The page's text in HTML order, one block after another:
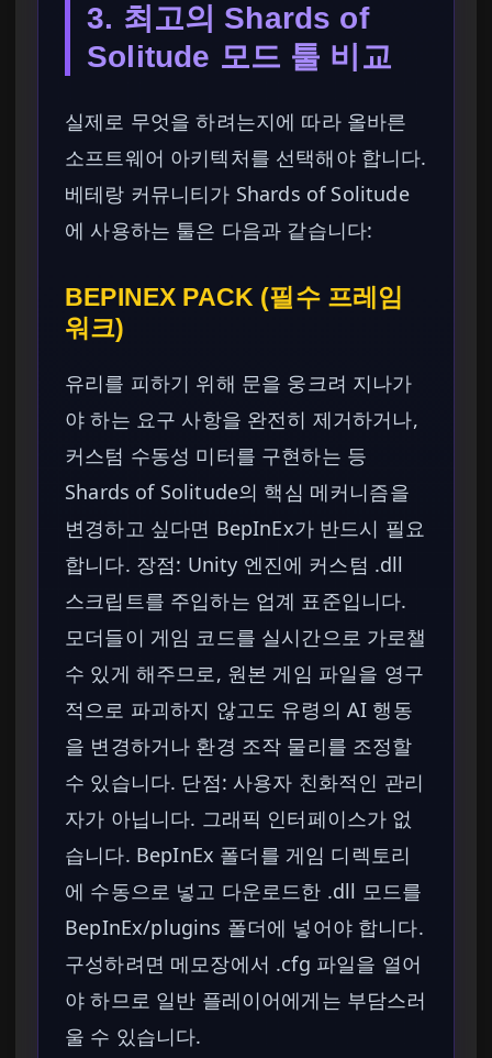
3. 최고의 Shards of
Solitude 모드 툴 비교
실제로 무엇을 하려는지에 따라 올바른
소프트웨어 아키텍처를 선택해야 합니다.
베테랑 커뮤니티가 Shards of Solitude
에 사용하는 툴은 다음과 같습니다:
BEPINEX PACK (필수 프레임
워크)
유리를 피하기 위해 문을 웅크려 지나가
야 하는 요구 사항을 완전히 제거하거나,
커스텀 수동성 미터를 구현하는 등
Shards of Solitude의 핵심 메커니즘을
변경하고 싶다면 BepInEx가 반드시 필요
합니다. 장점: Unity 엔진에 커스텀 .dll
스크립트를 주입하는 업계 표준입니다.
모더들이 게임 코드를 실시간으로 가로챌
수 있게 해주므로, 원본 게임 파일을 영구
적으로 파괴하지 않고도 유령의 AI 행동
을 변경하거나 환경 조작 물리를 조정할
수 있습니다. 단점: 사용자 친화적인 관리
자가 아닙니다. 그래픽 인터페이스가 없
습니다. BepInEx 폴더를 게임 디렉토리
에 수동으로 넣고 다운로드한 .dll 모드를
BepInEx/plugins 폴더에 넣어야 합니다.
구성하려면 메모장에서 .cfg 파일을 열어
야 하므로 일반 플레이어에게는 부담스러
울 수 있습니다.